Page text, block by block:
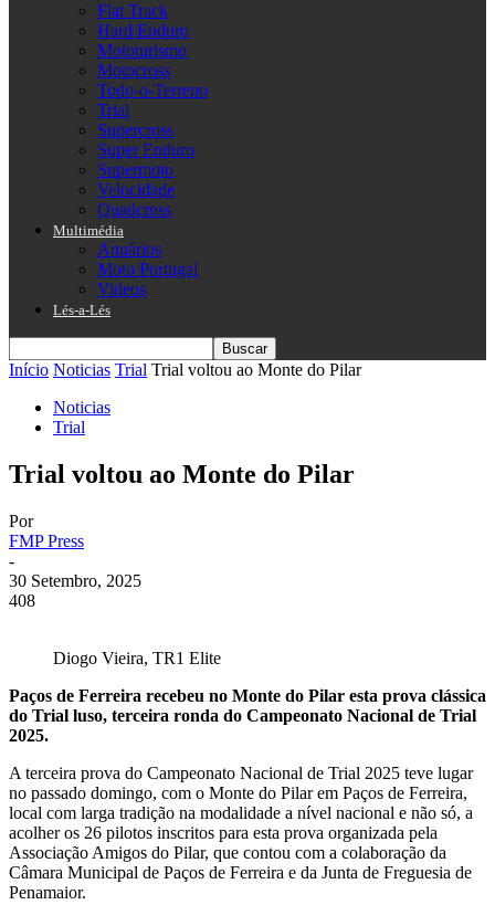
Flat Track
Hard Enduro
Mototurismo
Motocross
Todo-o-Terreno
Trial
Supercross
Super Enduro
Supermoto
Velocidade
Quadcross
Multimédia
Anuários
Moto Portugal
Videos
Lés-a-Lés
Início Noticias Trial Trial voltou ao Monte do Pilar
Noticias
Trial
Trial voltou ao Monte do Pilar
Por
FMP Press
-
30 Setembro, 2025
408
Diogo Vieira, TR1 Elite
Paços de Ferreira recebeu no Monte do Pilar esta prova clássica
do Trial luso, terceira ronda do Campeonato Nacional de Trial
2025.
A terceira prova do Campeonato Nacional de Trial 2025 teve lugar
no passado domingo, com o Monte do Pilar em Paços de Ferreira,
local com larga tradição na modalidade a nível nacional e não só, a
acolher os 26 pilotos inscritos para esta prova organizada pela
Associação Amigos do Pilar, que contou com a colaboração da
Câmara Municipal de Paços de Ferreira e da Junta de Freguesia de
Penamaior.